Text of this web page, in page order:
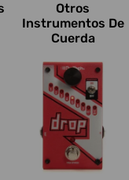
Otros
Instrumentos De
Cuerda